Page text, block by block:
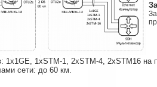
1x1GE, 1xSTM-1, 2xSTM-4, 2xSTM16
сети: до 60 км.